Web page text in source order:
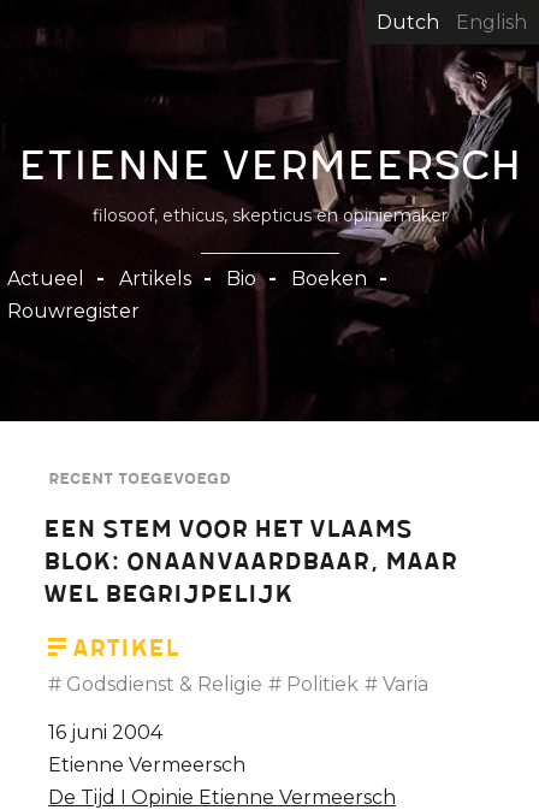
inhoud
gaan
Dutch English
Etienne Vermeersch
filosoof, ethicus, skepticus en opiniemaker
Hoofdnavigatie
Actueel Artikels Bio
Boeken
Rouwregister
Recent toegevoegd
Een stem voor het Vlaams
Blok: onaanvaardbaar, maar
wel begrijpelijk
Artikel
Godsdienst & Religie Politiek Varia
16 juni 2004
Etienne Vermeersch
De Tijd I Opinie Etienne Vermeersch